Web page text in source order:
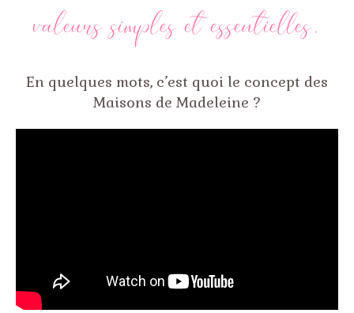
valeurs simples et essentielles.
En quelques mots, c’est quoi le concept des
Maisons de Madeleine ?